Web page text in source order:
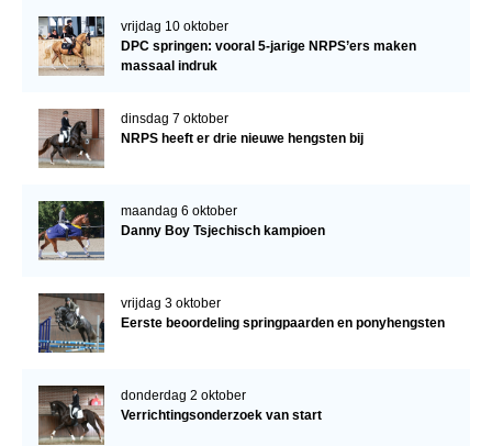
vrijdag 10 oktober
DPC springen: vooral 5-jarige NRPS’ers maken
massaal indruk
dinsdag 7 oktober
NRPS heeft er drie nieuwe hengsten bij
maandag 6 oktober
Danny Boy Tsjechisch kampioen
vrijdag 3 oktober
Eerste beoordeling springpaarden en ponyhengsten
donderdag 2 oktober
Verrichtingsonderzoek van start